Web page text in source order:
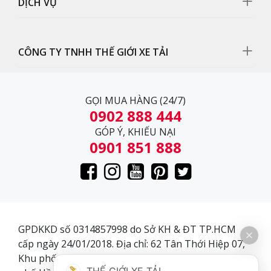
Cần gạt nước
Cần gạt nước thiết kế đơn giản nhưng rất tiện lợi, hỗ
CÔNG TY TNHH THẾ GIỚI XE TẢI
GỌI MUA HÀNG (24/7)
0902 888 444
GÓP Ý, KHIẾU NẠI
0901 851 888
GPDKKD số 0314857998 do Sở KH & ĐT TP.HCM
cấp ngày 24/01/2018. Địa chỉ: 62 Tân Thới Hiệp 07,
Khu phố 3, Phường Tân Thới Hiệp, Quận 12, Thành